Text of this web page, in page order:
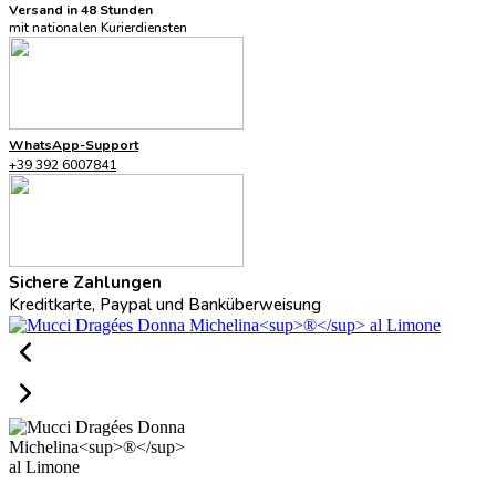
Versand in 48 Stunden
mit nationalen Kurierdiensten
WhatsApp-Support
+39 392 6007841
Sichere Zahlungen
Kreditkarte, Paypal und Banküberweisung